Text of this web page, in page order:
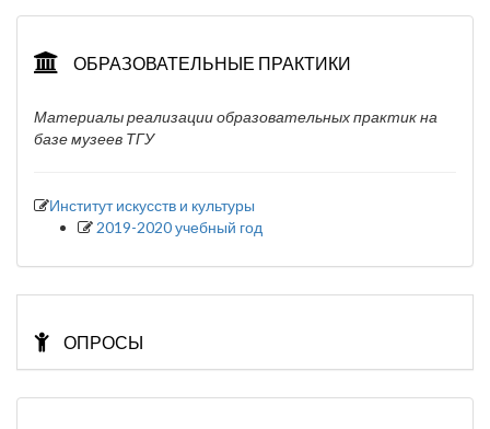
ОБРАЗОВАТЕЛЬНЫЕ ПРАКТИКИ
Материалы реализации образовательных практик на
базе музеев ТГУ
Институт искусств и культуры
2019-2020 учебный год
ОПРОСЫ